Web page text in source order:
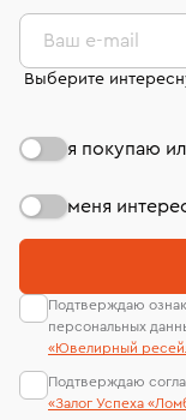
комиссионных
странице
лабораторий
Ваш e-mail
Выберите
я покупаю
меня
Подтверждаю
персональных
«Ювелирный
Подтверждаю
«Залог Успеха